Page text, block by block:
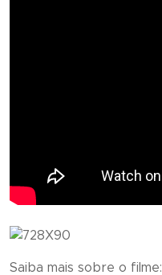
Saiba mais sobre o filme: